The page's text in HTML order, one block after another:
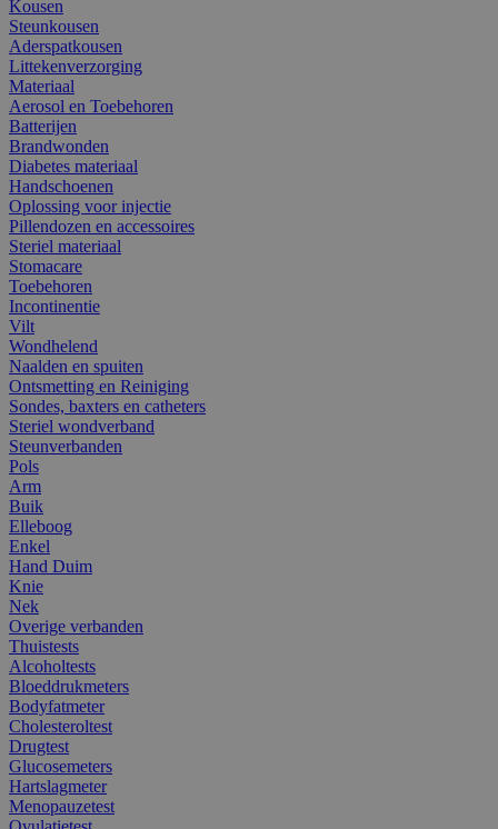
Kousen
Steunkousen
Aderspatkousen
Littekenverzorging
Materiaal
Aerosol en Toebehoren
Batterijen
Brandwonden
Diabetes materiaal
Handschoenen
Oplossing voor injectie
Pillendozen en accessoires
Steriel materiaal
Stomacare
Toebehoren
Incontinentie
Vilt
Wondhelend
Naalden en spuiten
Ontsmetting en Reiniging
Sondes, baxters en catheters
Steriel wondverband
Steunverbanden
Pols
Arm
Buik
Elleboog
Enkel
Hand Duim
Knie
Nek
Overige verbanden
Thuistests
Alcoholtests
Bloeddrukmeters
Bodyfatmeter
Cholesteroltest
Drugtest
Glucosemeters
Hartslagmeter
Menopauzetest